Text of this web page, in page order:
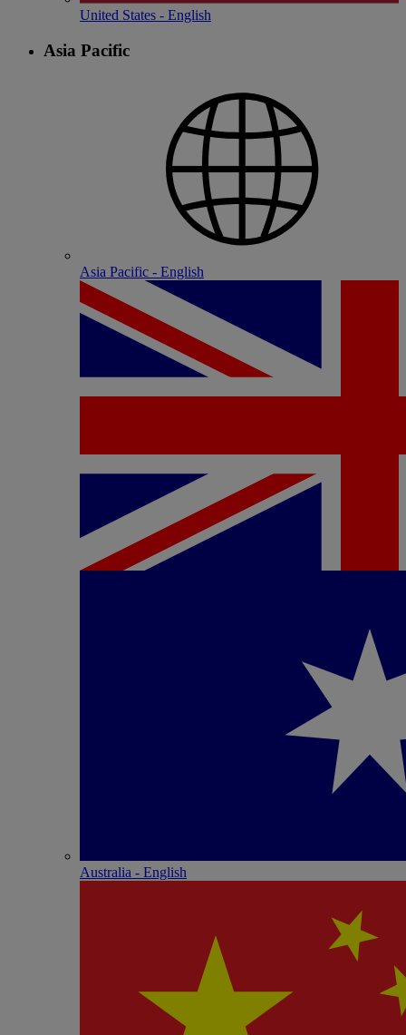
United States - English
Asia Pacific
Asia Pacific - English
Australia - English